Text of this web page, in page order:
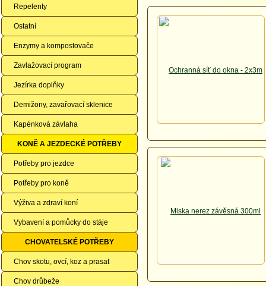
Repelenty
Ostatní
Enzymy a kompostovače
Zavlažovací program
Jezírka doplňky
Demižony, zavařovací sklenice
Kapénková závlaha
KONĚ A JEZDECKÉ POTŘEBY
Potřeby pro jezdce
Potřeby pro koně
Výživa a zdraví koní
Vybavení a pomůcky do stáje
CHOVATELSKÉ POTŘEBY
Chov skotu, ovcí, koz a prasat
Chov drůbeže